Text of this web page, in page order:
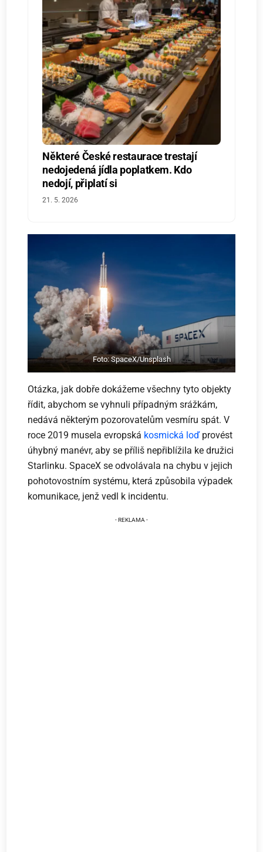
Některé České restaurace trestají
nedojedená jídla poplatkem. Kdo
nedojí, připlatí si
21. 5. 2026
Foto: SpaceX/Unsplash
Otázka, jak dobře dokážeme všechny tyto objekty
řídit, abychom se vyhnuli případným srážkám,
nedává některým pozorovatelům vesmíru spát. V
roce 2019 musela evropská kosmická loďprovést
úhybný manévr, aby se příliš nepřiblížila ke družici
Starlinku. SpaceX se odvolávala na chybu v jejich
pohotovostním systému, která způsobila výpadek
komunikace, jenž vedl k incidentu.